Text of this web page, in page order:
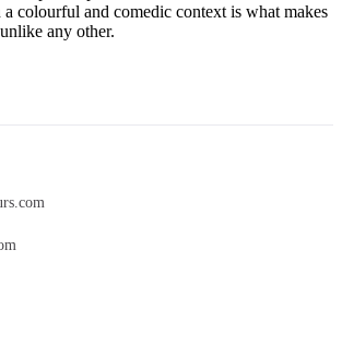
地
策
colourful and comedic context is what makes
any other.